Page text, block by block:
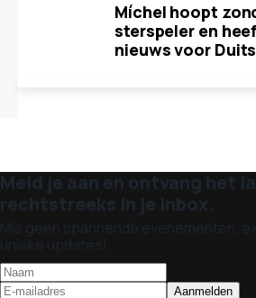
Míchel hoopt
sterspeler en
nieuws voor
Meld je aan en ontvang het
rechtstreeks in je inbox.
Mis geen spannende evenementen,
unieke updates!